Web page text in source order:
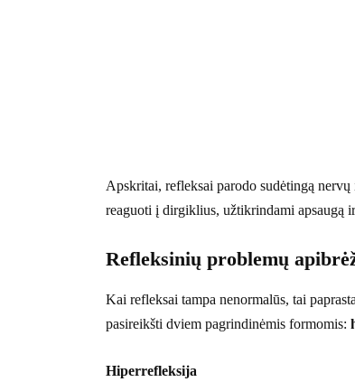
Apskritai, refleksai parodo sudėtingą
reaguoti į dirgiklius, užtikrindami apsaugą
Refleksinių problemų
Kai refleksai tampa nenormalūs, tai
pasireikšti dviem pagrindinėmis formomis:
Hiperrefleksija